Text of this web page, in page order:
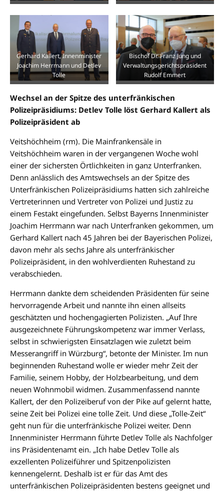
Gerhard Kallert, Innenminister
Joachim Herrmann und Detlev
Tolle
Bischof Dr. Franz Jung und
Verwaltungsgerichtspräsident
Rudolf Emmert
Wechsel an der Spitze des unterfränkischen
Polizeipräsidiums: Detlev Tolle löst Gerhard Kallert als
Polizeipräsident ab
Veitshöchheim (rm). Die Mainfrankensäle in
Veitshöchheim waren in der vergangenen Woche wohl
einer der sichersten Örtlichkeiten in ganz Unterfranken.
Denn anlässlich des Amtswechsels an der Spitze des
Unterfränkischen Polizeipräsidiums hatten sich zahlreiche
Vertreterinnen und Vertreter von Polizei und Justiz zu
einem Festakt eingefunden. Selbst Bayerns Innenminister
Joachim Herrmann war nach Unterfranken gekommen, um
Gerhard Kallert nach 45 Jahren bei der Bayerischen Polizei,
davon mehr als sechs Jahre als unterfränkischer
Polizeipräsident, in den wohlverdienten Ruhestand zu
verabschieden.
Herrmann dankte dem scheidenden Präsidenten für seine
hervorragende Arbeit und nannte ihn einen allseits
geschätzten und hochengagierten Polizisten. „Auf Ihre
ausgezeichnete Führungskompetenz war immer Verlass,
selbst in schwierigsten Einsatzlagen wie zuletzt beim
Messerangriff in Würzburg“, betonte der Minister. Im nun
beginnenden Ruhestand wolle er wieder mehr Zeit der
Familie, seinem Hobby, der Holzbearbeitung, und dem
neuen Wohnmobil widmen. Zusammenfassend nannte
Kallert, der den Polizeiberuf von der Pike auf gelernt hatte,
seine Zeit bei Polizei eine tolle Zeit. Und diese „Tolle-Zeit“
geht nun für die unterfränkische Polizei weiter. Denn
Innenminister Herrmann führte Detlev Tolle als Nachfolger
ins Präsidentenamt ein. „Ich habe Detlev Tolle als
exzellenten Polizeiführer und Spitzenpolizisten
kennengelernt. Deshalb ist er für das Amt des
unterfränkischen Polizeipräsidenten bestens geeignet und